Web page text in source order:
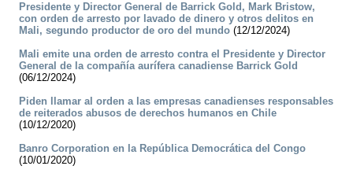
Presidente y Director General de Barrick Gold, Mark Bristow,
con orden de arresto por lavado de dinero y otros delitos en
Mali, segundo productor de oro del mundo (12/12/2024)
Mali emite una orden de arresto contra el Presidente y Director
General de la compañía aurífera canadiense Barrick Gold
(06/12/2024)
Piden llamar al orden a las empresas canadienses responsables
de reiterados abusos de derechos humanos en Chile
(10/12/2020)
Banro Corporation en la República Democrática del Congo
(10/01/2020)